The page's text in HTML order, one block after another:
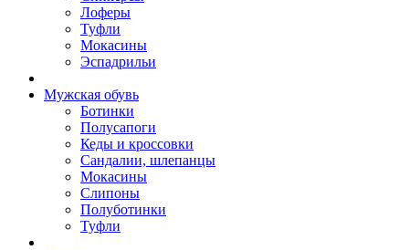
Лоферы
Туфли
Мокасины
Эспадрильи
Мужская обувь
Ботинки
Полусапоги
Кеды и кроссовки
Сандалии, шлепанцы
Мокасины
Слипоны
Полуботинки
Туфли